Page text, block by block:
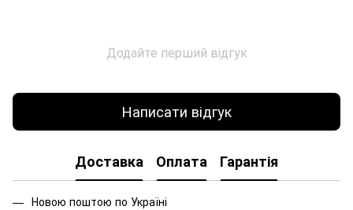
Додайте перший відгук
Написати відгук
Доставка Оплата Гарантія
Новою поштою по Україні